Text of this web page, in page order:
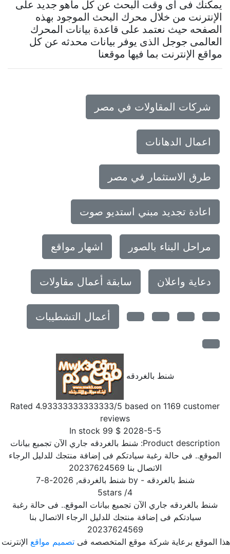
يمكنك فى أى وقت البحث عن كل ماهو جديد على
الإنترنت من خلال محرك البحث الموجود بهذه
الصفحه حيث نعتمد على قاعدة بيانات المحرك
العالمى جوجل الذى يوفر بيانات محدثه عن كل
مواقع الإنترنت بما فيها موقعنا
شركات المقاولات في مصر
اعمال الدهانات
طرق الاستثمار في مصر
اعادة تجديد مبني استديو صوت
مراحل البناء بالصور اشهار مواقع
دعاية واعلان سابقة أعمال مقاولات
أعمال التشطيبات
شنط بالغردقه
Rated4.93333333333333 /5 based on1169customer
reviews
2028-5-5
$
99
In stock
Product description: شنط بالغردقه جاري الآن تجميع بيانات
الموقع.. فى حالة رغبة سيادتكم فى إضافة منتجك للدليل الرجاء
الاتصال بنا 20237624569
شنط بالغردقه- by شنط بالغردقه,
2026-8-7
/
5stars
شنط بالغردقه جاري الآن تجميع بيانات الموقع.. فى حالة رغبة
سيادتكم فى إضافة منتجك للدليل الرجاء الاتصال بنا
20237624569
الموقع برعاية شركة موقع المتخصصه فىتصميم مواقعالإنترنت